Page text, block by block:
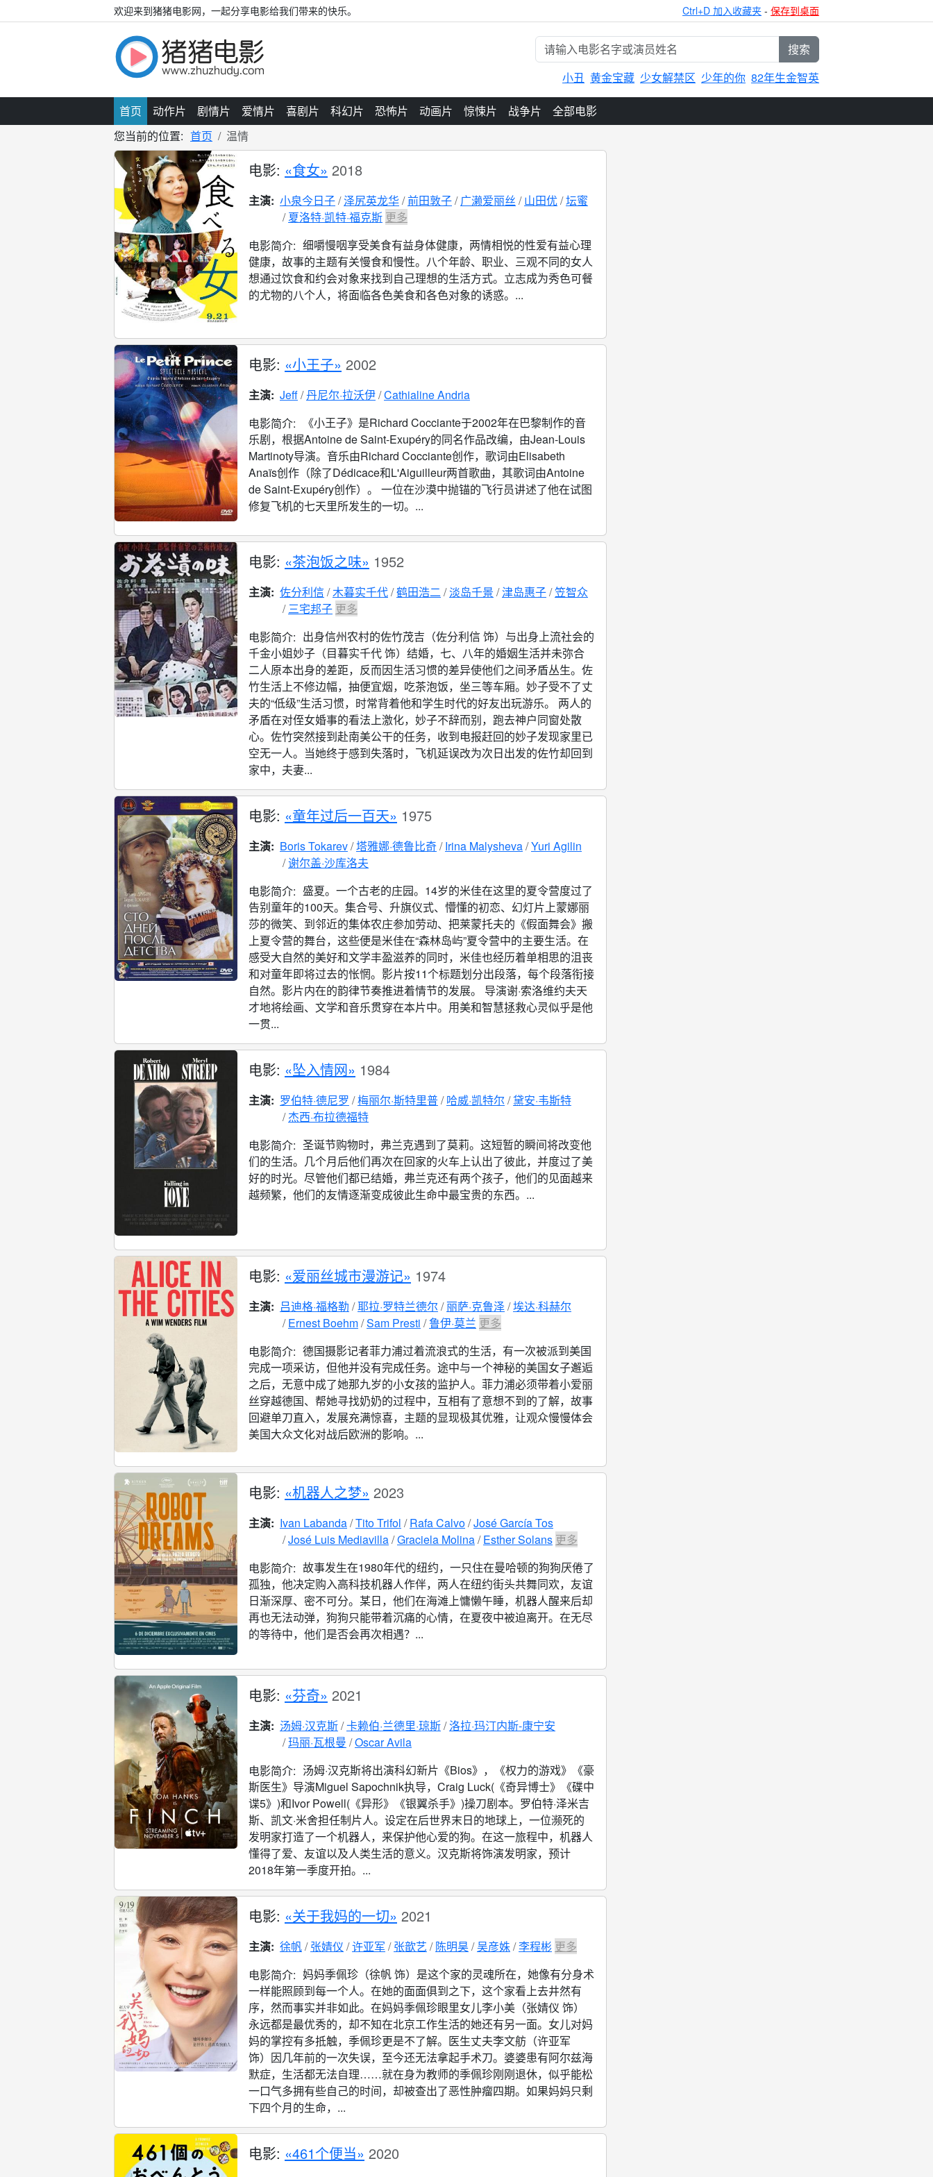
欢迎来到猪猪电影网，一起分享电影给我们带来的快乐。 Ctrl+D 加入收藏夹 - 保存到桌面
搜索
小丑 黄金宝藏 少女解禁区 少年的你 82年生金智英
首页 动作片 剧情片 爱情片 喜剧片 科幻片 恐怖片 动画片 惊悚片 战争片
全部电影
您当前的位置: 首页 温情
电影: «食女» 2018
主演: 小泉今日子 泽尻英龙华 前田敦子 广濑爱丽丝 山田优 坛蜜
夏洛特·凯特·福克斯 更多
电影简介: 细嚼慢咽享受美食有益身体健康，两情相悦的性爱有益心理
健康，故事的主题有关慢食和慢性。八个年龄、职业、三观不同的女人
想通过饮食和约会对象来找到自己理想的生活方式。立志成为秀色可餐
的尤物的八个人，将面临各色美食和各色对象的诱惑。...
电影: «小王子» 2002
主演: Jeff 丹尼尔·拉沃伊 Cathialine Andria
电影简介:
《小王子》是Richard Cocciante于2002年在巴黎制作的音
乐剧，根据Antoine de Saint-Exupéry的同名作品改编，由Jean-Louis
Martinoty导演。音乐由Richard Cocciante创作，歌词由Elisabeth
Anaïs创作（除了Dédicace和L'Aiguilleur两首歌曲，其歌词由Antoine
de Saint-Exupéry创作）。 一位在沙漠中抛锚的飞行员讲述了他在试图
修复飞机的七天里所发生的一切。...
电影: «茶泡饭之味» 1952
主演: 佐分利信 木暮实千代 鹤田浩二 淡岛千景 津岛惠子 笠智众
三宅邦子 更多
电影简介: 出身信州农村的佐竹茂吉（佐分利信 饰）与出身上流社会的
千金小姐妙子（目暮实千代 饰）结婚，七、八年的婚姻生活并未弥合
二人原本出身的差距，反而因生活习惯的差异使他们之间矛盾丛生。佐
竹生活上不修边幅，抽便宜烟，吃茶泡饭，坐三等车厢。妙子受不了丈
夫的“低级”生活习惯，时常背着他和学生时代的好友出玩游乐。 两人的
矛盾在对侄女婚事的看法上激化，妙子不辞而别，跑去神户同窗处散
心。佐竹突然接到赴南美公干的任务，收到电报赶回的妙子发现家里已
空无一人。当她终于感到失落时，飞机延误改为次日出发的佐竹却回到
家中，夫妻...
电影: «童年过后一百天» 1975
主演: Boris Tokarev 塔雅娜·德鲁比奇 Irina Malysheva Yuri Agilin
谢尔盖·沙库洛夫
电影简介: 盛夏。一个古老的庄园。14岁的米佳在这里的夏令营度过了
告别童年的100天。集合号、升旗仪式、懵懂的初恋、幻灯片上蒙娜丽
莎的微笑、到邻近的集体农庄参加劳动、把莱蒙托夫的《假面舞会》搬
上夏令营的舞台，这些便是米佳在“森林岛屿”夏令营中的主要生活。在
感受大自然的美好和文学丰盈滋养的同时，米佳也经历着单相思的沮丧
和对童年即将过去的怅惘。影片按11个标题划分出段落，每个段落衔接
自然。影片内在的韵律节奏推进着情节的发展。 导演谢·索洛维约夫天
才地将绘画、文学和音乐贯穿在本片中。用美和智慧拯救心灵似乎是他
一贯...
电影: «坠入情网» 1984
主演: 罗伯特·德尼罗 梅丽尔·斯特里普 哈威·凯特尔 黛安·韦斯特
杰西·布拉德福特
电影简介: 圣诞节购物时，弗兰克遇到了莫莉。这短暂的瞬间将改变他
们的生活。几个月后他们再次在回家的火车上认出了彼此，并度过了美
好的时光。尽管他们都已结婚，弗兰克还有两个孩子，他们的见面越来
越频繁，他们的友情逐渐变成彼此生命中最宝贵的东西。...
电影: «爱丽丝城市漫游记» 1974
主演: 吕迪格·福格勒 耶拉·罗特兰德尔 丽萨·克鲁泽 埃达·科赫尔
Ernest Boehm Sam Presti 鲁伊·莫兰 更多
电影简介: 德国摄影记者菲力浦过着流浪式的生活，有一次被派到美国
完成一项采访，但他并没有完成任务。途中与一个神秘的美国女子邂逅
之后，无意中成了她那九岁的小女孩的监护人。菲力浦必须带着小爱丽
丝穿越德国、帮她寻找奶奶的过程中，互相有了意想不到的了解，故事
回避单刀直入，发展充满惊喜，主题的显现极其优雅，让观众慢慢体会
美国大众文化对战后欧洲的影响。...
电影: «机器人之梦» 2023
主演: Ivan Labanda Tito Trifol Rafa Calvo José García Tos
José Luis Mediavilla Graciela Molina Esther Solans 更多
电影简介: 故事发生在1980年代的纽约，一只住在曼哈顿的狗狗厌倦了
孤独，他决定购入高科技机器人作伴，两人在纽约街头共舞同欢，友谊
日渐深厚、密不可分。某日，他们在海滩上慵懒午睡，机器人醒来后却
再也无法动弹，狗狗只能带着沉痛的心情，在夏夜中被迫离开。在无尽
的等待中，他们是否会再次相遇？...
电影: «芬奇» 2021
主演: 汤姆·汉克斯 卡赖伯·兰德里·琼斯 洛拉·玛汀内斯-康宁安
玛丽·瓦根曼 Oscar Avila
电影简介: 汤姆·汉克斯将出演科幻新片《Bios》，《权力的游戏》《豪
斯医生》导演Miguel Sapochnik执导，Craig Luck(《奇异博士》《碟中
谍5》)和Ivor Powell(《异形》《银翼杀手》)操刀剧本。罗伯特·泽米吉
斯、凯文·米舍担任制片人。设定在后世界末日的地球上，一位濒死的
发明家打造了一个机器人，来保护他心爱的狗。在这一旅程中，机器人
懂得了爱、友谊以及人类生活的意义。汉克斯将饰演发明家，预计
2018年第一季度开拍。...
电影: «关于我妈的一切» 2021
主演: 徐帆 张婧仪 许亚军 张歆艺 陈明昊 吴彦姝 李程彬 更多
电影简介: 妈妈季佩珍（徐帆 饰）是这个家的灵魂所在，她像有分身术
一样能照顾到每一个人。在她的面面俱到之下，这个家看上去井然有
序，然而事实并非如此。在妈妈季佩珍眼里女儿李小美（张婧仪 饰）
永远都是最优秀的，却不知在北京工作生活的她还有另一面。女儿对妈
妈的掌控有多抵触，季佩珍更是不了解。医生丈夫李文舫（许亚军
饰）因几年前的一次失误，至今还无法拿起手术刀。婆婆患有阿尔兹海
默症，生活都无法自理……就在身为教师的季佩珍刚刚退休，似乎能松
一口气多拥有些自己的时间，却被查出了恶性肿瘤四期。如果妈妈只剩
下四个月的生命，...
电影: «461个便当» 2020